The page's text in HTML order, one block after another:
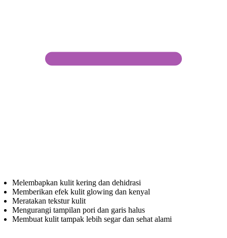
Melembapkan kulit kering dan dehidrasi
Memberikan efek kulit glowing dan kenyal
Meratakan tekstur kulit
Mengurangi tampilan pori dan garis halus
Membuat kulit tampak lebih segar dan sehat alami